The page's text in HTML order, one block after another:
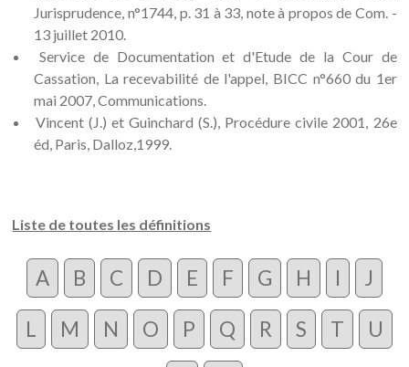
Jurisprudence, n°1744, p. 31 à 33, note à propos de Com. -
13 juillet 2010.
Service de Documentation et d'Etude de la Cour de
Cassation, La recevabilité de l'appel, BICC n°660 du 1er
mai 2007, Communications.
Vincent (J.) et Guinchard (S.), Procédure civile 2001, 26e
éd, Paris, Dalloz,1999.
Liste de toutes les définitions
A B C D E F G H I J
L M N O P Q R S T U